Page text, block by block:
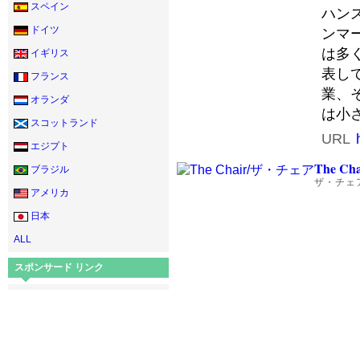
スペイン
ドイツ
イギリス
フランス
オランダ
スコットランド
エジプト
ブラジル
アメリカ
日本
ALL
スポンサード リンク
ハン
ンマ
は多
表し
業、
は小
URL
The
ザ・チェ